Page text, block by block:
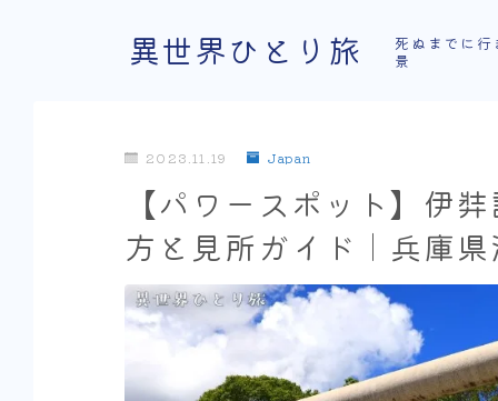
異世界ひとり旅
死ぬまでに
景
2023.11.19 Japan
【パワースポット】伊
方と見所ガイド｜兵庫